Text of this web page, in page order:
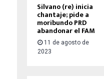
Silvano (re) inicia
chantaje; pide a
moribundo PRD
abandonar el FAM
11 de agosto de
2023